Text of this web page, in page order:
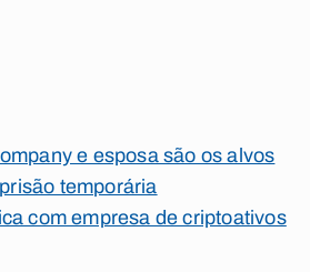
e esposa são os alvos
temporária
com empresa de criptoativos